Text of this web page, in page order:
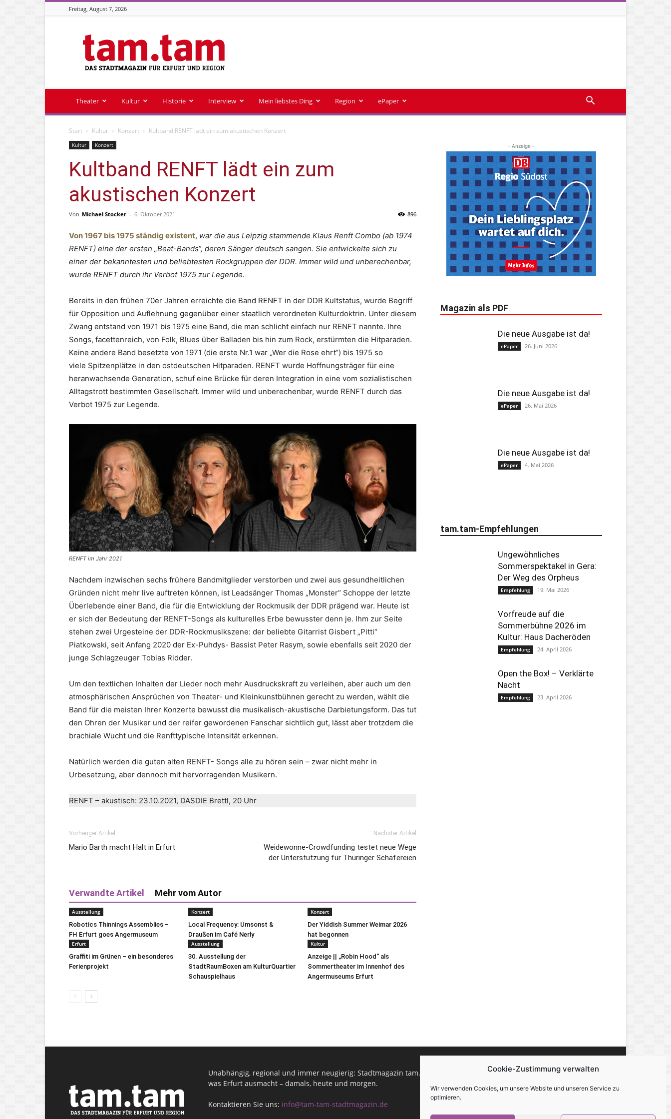
Cookie-Zustimmung verwalten
Wir verwenden Cookies, um unsere Website und unseren Service zu
optimieren.
Freitag, August 7, 2026
Stadtmagazin
tam.tam
Theater Kultur Historie Interview Mein liebstes Ding Region ePaper
Start Kultur Konzert Kultband RENFT lädt ein zum akustischen Konzert
Kultur Konzert
Kultband RENFT lädt ein zum
akustischen Konzert
Von Michael Stocker - 6. Oktober 2021 896
Von 1967 bis 1975 ständig existent, war die aus Leipzig stammende Klaus Renft Combo (ab 1974
RENFT) eine der ersten „Beat-Bands“, deren Sänger deutsch sangen. Sie entwickelte sich zu
einer der bekanntesten und beliebtesten Rockgruppen der DDR. Immer wild und unberechenbar,
wurde RENFT durch ihr Verbot 1975 zur Legende.
Bereits in den frühen 70er Jahren erreichte die Band RENFT in der DDR Kultstatus, wurde Begriff
für Opposition und Auflehnung gegenüber einer staatlich verordneten Kulturdoktrin. Unter diesem
Zwang entstand von 1971 bis 1975 eine Band, die man schlicht einfach nur RENFT nannte. Ihre
Songs, facettenreich, von Folk, Blues über Balladen bis hin zum Rock, erstürmten die Hitparaden.
Keine andere Band besetzte von 1971 (die erste Nr.1 war „Wer die Rose ehrt“) bis 1975 so
viele Spitzenplätze in den ostdeutschen Hitparaden. RENFT wurde Hoffnungsträger für eine
heranwachsende Generation, schuf eine Brücke für deren Integration in eine vom sozialistischen
Alltagstrott bestimmten Gesellschaft. Immer wild und unberechenbar, wurde RENFT durch das
Verbot 1975 zur Legende.
RENFT im Jahr 2021
Nachdem inzwischen sechs frühere Bandmitglieder verstorben und zwei aus gesundheitlichen
Gründen nicht mehr live auftreten können, ist Leadsänger Thomas „Monster“ Schoppe der letzte
Überlebende einer Band, die für die Entwicklung der Rockmusik der DDR prägend war. Heute ist
er sich der Bedeutung der RENFT-Songs als kulturelles Erbe bewusster denn je. Ihm zur Seite
stehen zwei Urgesteine der DDR-Rockmusikszene: der beliebte Gitarrist Gisbert „Pitti“
Piatkowski, seit Anfang 2020 der Ex-Puhdys- Bassist Peter Rasym, sowie ebenfalls seit 2020 der
junge Schlagzeuger Tobias Ridder.
Um den textlichen Inhalten der Lieder noch mehr Ausdruckskraft zu verleihen, aber auch um den
atmosphärischen Ansprüchen von Theater- und Kleinkunstbühnen gerecht zu werden, wählt die
Band für die meisten Ihrer Konzerte bewusst die musikalisch-akustische Darbietungsform. Das tut
den Ohren der Musiker und der reifer gewordenen Fanschar sichtlich gut, lässt aber trotzdem die
brachiale Wucht und die Renfttypische Intensität erkennen.
Natürlich werden die guten alten RENFT- Songs alle zu hören sein – zwar nicht mehr in
Urbesetzung, aber dennoch mit hervorragenden Musikern.
RENFT – akustisch: 23.10.2021, DASDIE Brettl, 20 Uhr
Vorheriger Artikel
Mario Barth macht Halt in Erfurt
Nächster Artikel
Weidewonne-Crowdfunding testet neue Wege
der Unterstützung für Thüringer Schäfereien
Verwandte Artikel Mehr vom Autor
Ausstellung
Robotics Thinnings Assemblies –
FH Erfurt goes Angermuseum
Konzert
Local Frequency: Umsonst &
Draußen im Café Nerly
Konzert
Der Yiddish Summer Weimar 2026
hat begonnen
Erfurt
Graffiti im Grünen – ein besonderes
Ferienprojekt
Ausstellung
30. Ausstellung der
StadtRaumBoxen am KulturQuartier
Schauspielhaus
Kultur
Anzeige || „Robin Hood“ als
Sommertheater im Innenhof des
Angermuseums Erfurt
- Anzeige -
Magazin als PDF
Die neue Ausgabe ist da!
ePaper 26. Juni 2026
Die neue Ausgabe ist da!
ePaper 26. Mai 2026
Die neue Ausgabe ist da!
ePaper 4. Mai 2026
tam.tam-Empfehlungen
Ungewöhnliches
Sommerspektakel in Gera:
Der Weg des Orpheus
Empfehlung 19. Mai 2026
Vorfreude auf die
Sommerbühne 2026 im
Kultur: Haus Dacheröden
Empfehlung 24. April 2026
Open the Box! – Verklärte
Nacht
Empfehlung 23. April 2026
Unabhängig, regional und immer neugierig: Stadtmagazin tam.tam informiert, berichtet und unterhält — über alles,
was Erfurt ausmacht – damals, heute und morgen.
Kontaktieren Sie uns: info@tam-tam-stadtmagazin.de